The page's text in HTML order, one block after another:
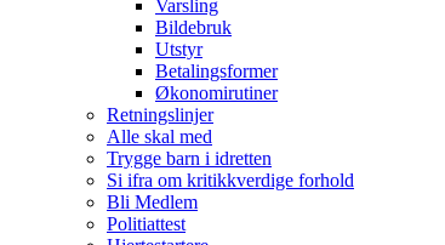
Varsling
Bildebruk
Utstyr
Betalingsformer
Økonomirutiner
Retningslinjer
Alle skal med
Trygge barn i idretten
Si ifra om kritikkverdige forhold
Bli Medlem
Politiattest